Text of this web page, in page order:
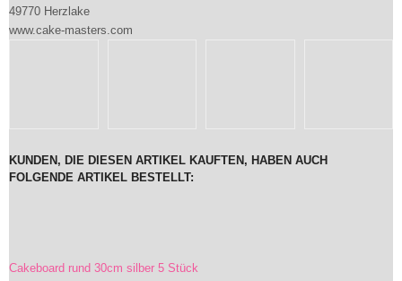
49770 Herzlake
www.cake-masters.com
KUNDEN, DIE DIESEN ARTIKEL KAUFTEN, HABEN AUCH
FOLGENDE ARTIKEL BESTELLT:
Cakeboard rund 30cm silber 5 Stück